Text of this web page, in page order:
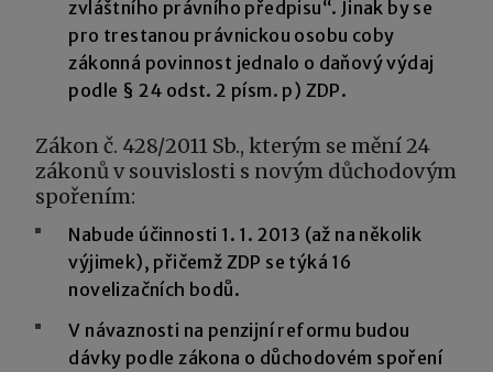
zvláštního právního předpisu“. Jinak by se
pro trestanou právnickou osobu coby
zákonná povinnost jednalo o daňový výdaj
podle § 24 odst. 2 písm. p) ZDP.
Zákon č. 428/2011 Sb., kterým se mění 24
zákonů v souvislosti s novým důchodovým
spořením:
Nabude účinnosti 1. 1. 2013 (až na několik
výjimek), přičemž ZDP se týká 16
novelizačních bodů.
V návaznosti na penzijní reformu budou
dávky podle zákona o důchodovém spoření